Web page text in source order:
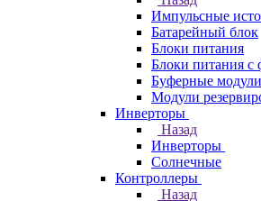
Импульсные
Батарейный блок
Блоки питания
Блоки питания
Буферные модули
Модули
Инверторы
Назад
Инверторы
Солнечные
Контроллеры
Назад